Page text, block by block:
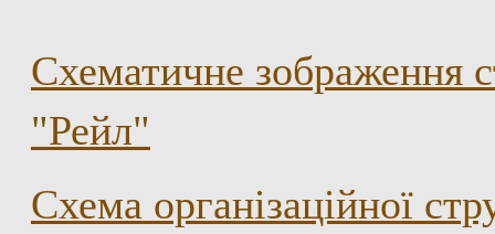
Схематичне зображення
"Рейл"
Схема організаційної